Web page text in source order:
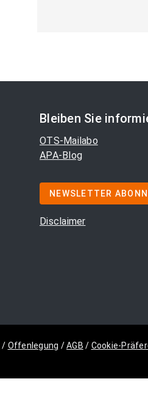
Bleiben Sie
OTS-Mailabo
APA-Blog
NEWSLETTER
Disclaimer
/ Offenlegung /AGB / Cookie-